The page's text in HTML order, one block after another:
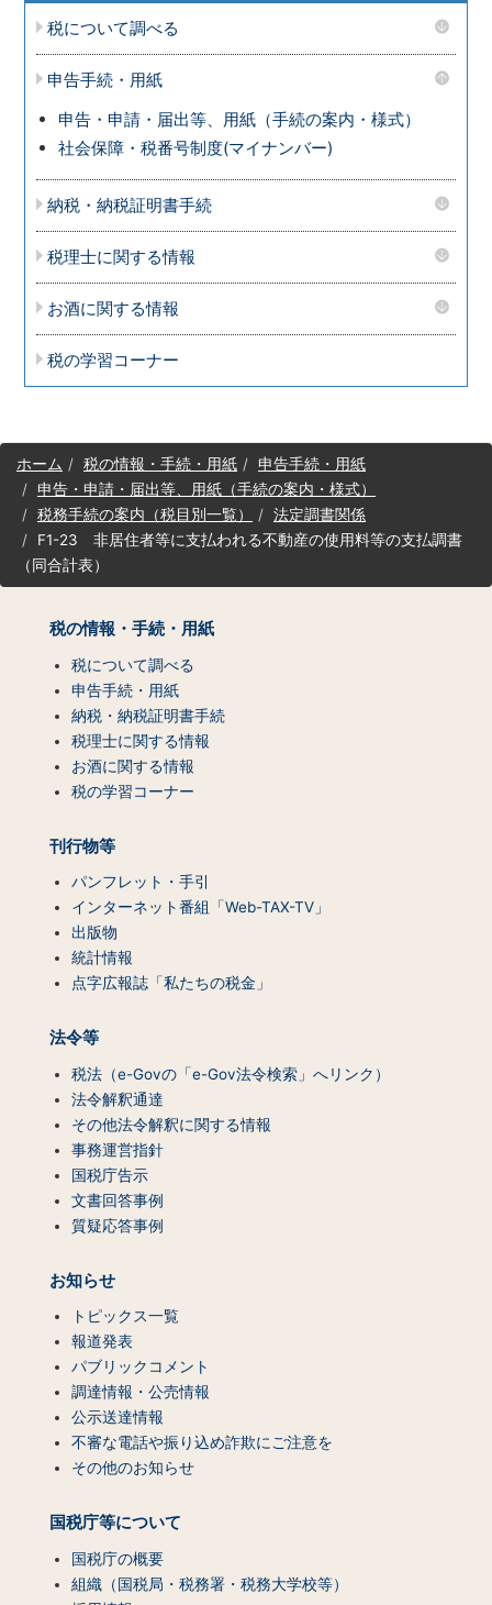
税について調べる
申告手続・用紙
申告・申請・届出等、用紙（手続の案内・様式）
社会保障・税番号制度(マイナンバー)
納税・納税証明書手続
税理士に関する情報
お酒に関する情報
税の学習コーナー
サ
イ
（コ
ホーム 税の情報・手続・用紙
申告手続・用紙
申告・申請・届出等、用紙（手続の案内・様式）
税務手続の案内（税目別一覧）
法定調書関係
F1-23 非居住者等に支払われる不動産の使用料等の支払調書
（同合計表）
税の情報・手続・用紙
税について調べる
申告手続・用紙
納税・納税証明書手続
税理士に関する情報
お酒に関する情報
税の学習コーナー
刊行物等
パンフレット・手引
インターネット番組「Web-TAX-TV」
出版物
統計情報
点字広報誌「私たちの税金」
法令等
税法（e-Govの「e-Gov法令検索」へリンク）
法令解釈通達
その他法令解釈に関する情報
事務運営指針
国税庁告示
文書回答事例
質疑応答事例
お知らせ
トピックス一覧
報道発表
パブリックコメント
調達情報・公売情報
公示送達情報
不審な電話や振り込め詐欺にご注意を
その他のお知らせ
国税庁等について
国税庁の概要
組織（国税局・税務署・税務大学校等）